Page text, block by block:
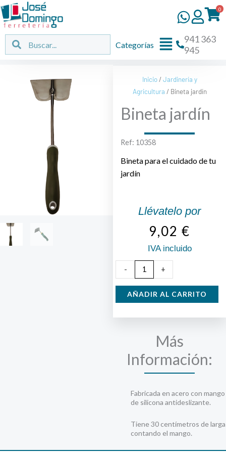
Ir
al
contenido
0
Buscar Buscar
Flyout
Categorías
941 363
945
Inicio/Jardinería y
Agricultura / Bineta jardín
Bineta jardín
Ref: 10358
Bineta para el cuidado de tu
jardín
Llévatelo por
9,02 €
IVA incluido
-
jardín
cantidad
+
AÑADIR AL CARRITO
Más
Información:
Fabricada en acero con mango
de silicona antideslizante.
Tiene 30 centímetros de larga
contando el mango.